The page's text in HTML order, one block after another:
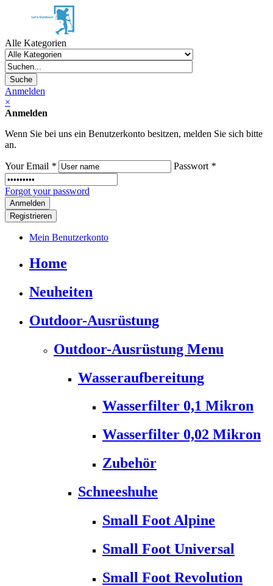
Alle Kategorien
Suche
Anmelden
×
Anmelden
Wenn Sie bei uns ein Benutzerkonto besitzen, melden Sie sich bitte
an.
Your Email * Passwort *
Forgot your password
Registrieren
Mein Benutzerkonto
Home
Neuheiten
Outdoor-Ausrüstung
Outdoor-Ausrüstung Menu
Wasseraufbereitung
Wasserfilter 0,1 Mikron
Wasserfilter 0,02 Mikron
Zubehör
Schneeshuhe
Small Foot Alpine
Small Foot Universal
Small Foot Revolution